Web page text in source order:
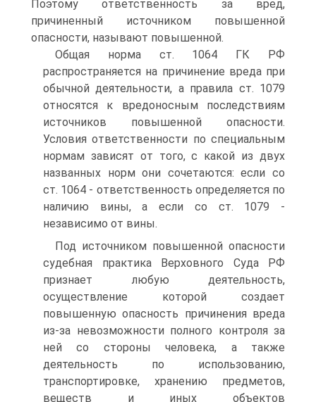
Поэтому ответственность за вред,
причиненный источником повышенной
опасности, называют повышенной.
Общая норма ст. 1064 ГК РФ
распространяется на причинение вреда при
обычной деятельности, а правила ст. 1079
относятся к вредоносным последствиям
источников повышенной опасности.
Условия ответственности по специальным
нормам зависят от того, с какой из двух
названных норм они сочетаются: если со
ст. 1064 - ответственность определяется по
наличию вины, а если со ст. 1079 -
независимо от вины.
Под источником повышенной опасности
судебная практика Верховного Суда РФ
признает любую деятельность,
осуществление которой создает
повышенную опасность причинения вреда
из-за невозможности полного контроля за
ней со стороны человека, а также
деятельность по использованию,
транспортировке, хранению предметов,
веществ и иных объектов